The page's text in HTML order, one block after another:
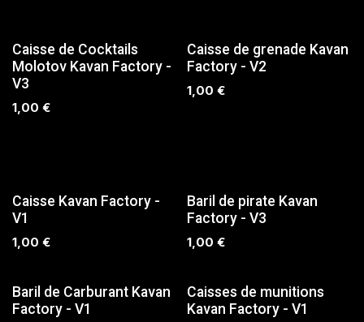
Caisse de Cocktails
Molotov Kavan Factory -
V3
1,00 € SUR COMMANDE
Caisse de grenade Kavan
Factory - V2
1,00 €
SUR COMMANDE
Caisse Kavan Factory -
V1
1,00 € SUR COMMANDE
Baril de pirate Kavan
Factory - V3
1,00 €
Baril de Carburant Kavan
Factory - V1
Caisses de munitions
Kavan Factory - V1